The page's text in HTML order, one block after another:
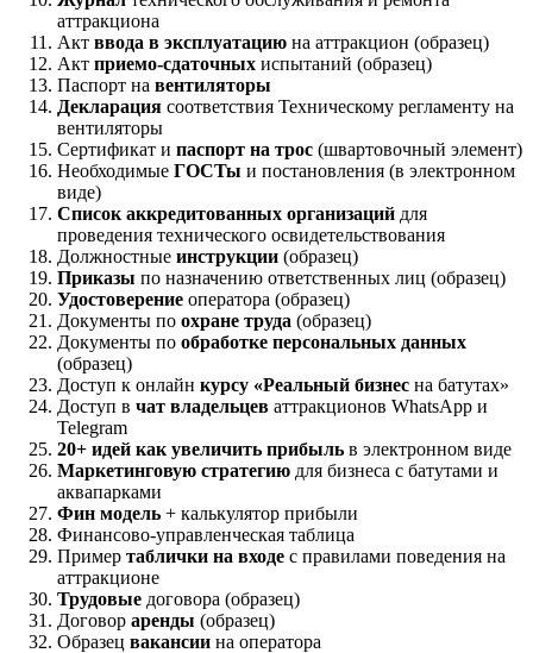
аттракциона
Акт ввода в эксплуатацию на аттракцион (образец)
Акт приемо-сдаточных испытаний (образец)
Паспорт на вентиляторы
Декларация соответствия Техническому регламенту на
вентиляторы
Сертификат и паспорт на трос (швартовочный элемент)
Необходимые ГОСТы и постановления (в электронном
виде)
Список аккредитованных организаций для
проведения технического освидетельствования
Должностные инструкции (образец)
Приказы по назначению ответственных лиц (образец)
Удостоверение оператора (образец)
Документы по охране труда (образец)
Документы по обработке персональных данных
(образец)
Доступ к онлайн курсу «Реальный бизнес на батутах»
Доступ в чат владельцев аттракционов WhatsApp и
Telegram
20+ идей как увеличить прибыль в электронном виде
Маркетинговую стратегию для бизнеса с батутами и
аквапарками
Фин модель + калькулятор прибыли
Финансово-управленческая таблица
Пример таблички на входе с правилами поведения на
аттракционе
Трудовые договора (образец)
Договор аренды (образец)
Образец вакансии на оператора